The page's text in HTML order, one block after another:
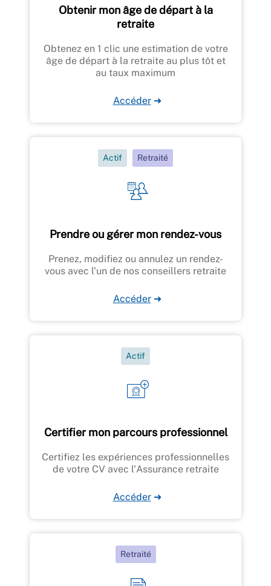
Obtenir mon âge de départ à la
retraite
Obtenez en 1 clic une estimation de votre
âge de départ à la retraite au plus tôt et
au taux maximum
Accéder ➜
Prendre ou gérer mon rendez-vous
Actif Retraité
Prenez, modifiez ou annulez un rendez-
vous avec l'un de nos conseillers retraite
Accéder ➜
Certifier mon parcours professionnel
Actif
Certifiez les expériences professionnelles
de votre CV avec l'Assurance retraite
Accéder ➜
Retraité